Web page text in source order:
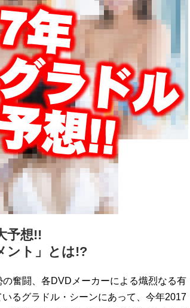
予想!!
ント」とは!?
の奮闘、各DVD メーカーによる熾烈なる有
るグラドル・シーンにあって、今年2017